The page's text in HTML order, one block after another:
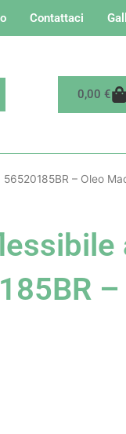
Contattaci
0,00 €
– Oleo
–